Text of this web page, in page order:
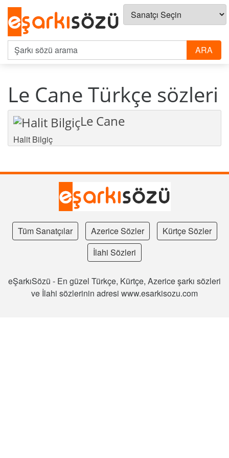
Le Cane Türkçe sözleri
Le Cane
Halit Bilgiç
Tüm Sanatçılar Azerice Sözler
Kürtçe Sözler
İlahi Sözleri
eŞarkıSözü - En güzel Türkçe, Kürtçe, Azerice şarkı sözleri
ve İlahi sözlerinin adresi www.esarkisozu.com